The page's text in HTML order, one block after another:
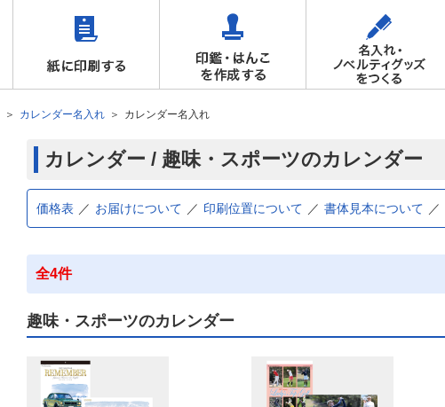
カレンダー名入れ カレンダー名入れ
カレンダー / 趣味・スポーツのカレンダー
価格表 お届けについて 印刷位置について 書体見本について
全4件
趣味・スポーツのカレンダー